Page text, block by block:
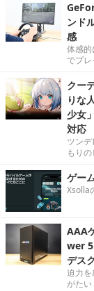
ンド
感
体感
でプレ
クー
りな
少女
対応
ツン
もり
ゲー
Xsolla
AAA
wer 5
デス
迫力を
がたい